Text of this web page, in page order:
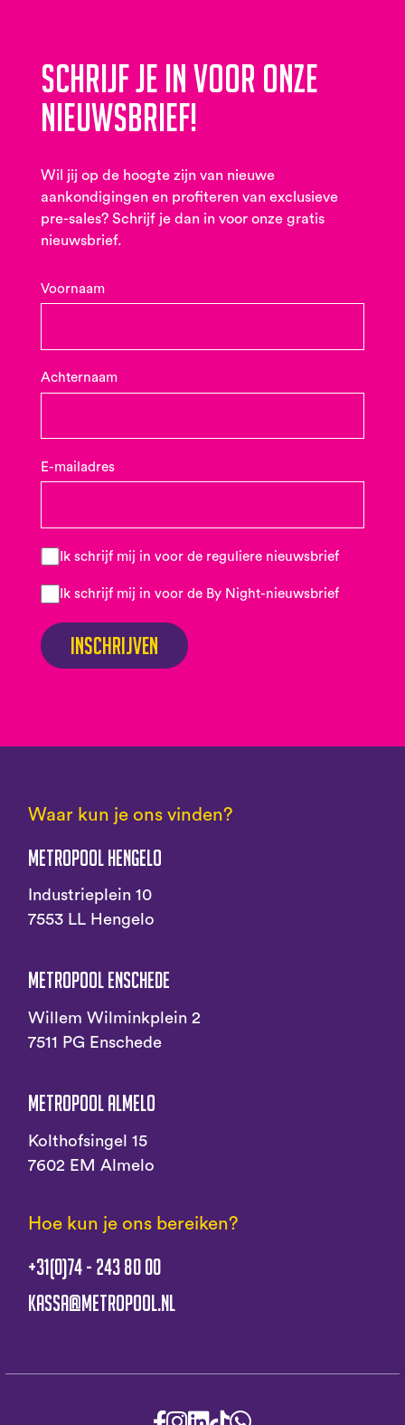
Schrijf je in voor onze
nieuwsbrief!
Wil jij op de hoogte zijn van nieuwe
aankondigingen en profiteren van exclusieve
pre-sales? Schrijf je dan in voor onze gratis
nieuwsbrief.
Voornaam
Achternaam
E-mailadres
Ik schrijf mij in voor de reguliere nieuwsbrief
Ik schrijf mij in voor de By Night-nieuwsbrief
Inschrijven
Waar kun je ons vinden?
Metropool Hengelo
Industrieplein 10
7553 LL Hengelo
Metropool Enschede
Willem Wilminkplein 2
7511 PG Enschede
Metropool Almelo
Kolthofsingel 15
7602 EM Almelo
Hoe kun je ons bereiken?
+31(0)74 - 243 80 00
kassa@metropool.nl